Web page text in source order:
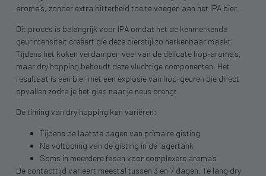
aroma’s, zonder extra bitterheid toe te voegen aan het IPA bier.
Dit proces is belangrijk voor IPA omdat het de kenmerkende
geurintensiteit creëert die deze bierstijl zo herkenbaar maakt.
Tijdens het koken verdampen veel van de delicate hop-aroma’s,
maar dry hopping behoudt deze vluchtige componenten. Het
resultaat is een bier met een explosie van hop-geuren die direct
opvallen zodra je het glas naar je neus brengt.
De timing van dry hopping kan variëren:
Tijdens de laatste dagen van primaire gisting
Na voltooiing van de gisting in de lagertank
Soms in meerdere fasen voor complexere aroma’s
De contacttijd varieert meestal tussen 3 en 7 dagen. Te lang dry